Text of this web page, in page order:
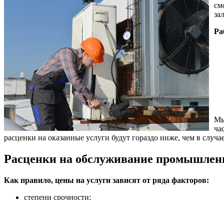
Мы
расценки на оказанные услуги будут гораздо ниже, чем в
Расценки на обслуживание
Как правило, цены на услуги зависят от ряда факторов:
степени срочности;